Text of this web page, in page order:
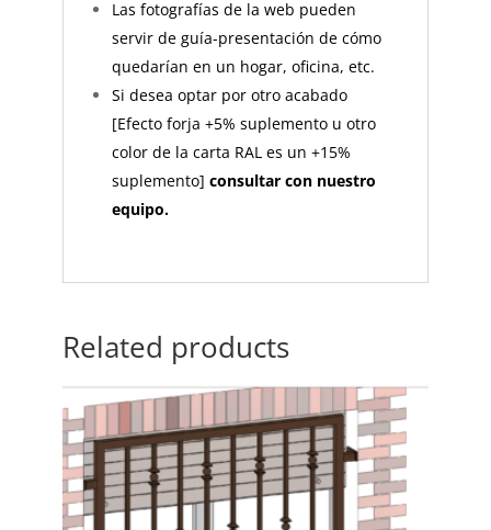
Las fotografías de la web pueden
servir de guía-presentación de cómo
quedarían en un hogar, oficina, etc.
Si desea optar por otro acabado
[Efecto forja +5% suplemento u otro
color de la carta RAL es un +15%
suplemento] consultar con nuestro
equipo.
Related products